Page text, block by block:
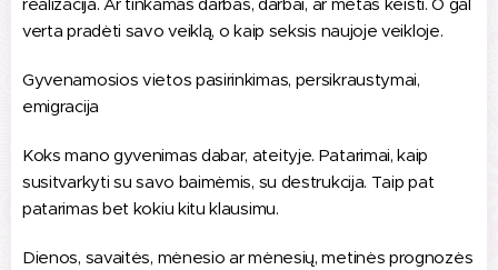
verta pradėti savo veiklą, o kaip seksis naujoje veikloje.
Gyvenamosios vietos pasirinkimas, persikraustymai,
emigracija
Koks mano gyvenimas dabar, ateityje. Patarimai, kaip
susitvarkyti su savo baimėmis, su destrukcija. Taip pat
patarimas bet kokiu kitu klausimu.
Dienos, savaitės, mėnesio ar mėnesių, metinės prognozės